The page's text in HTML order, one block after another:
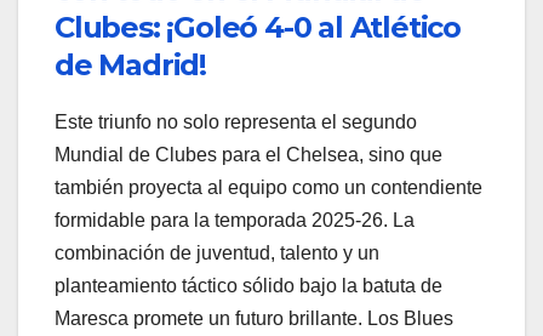
Clubes: ¡Goleó 4-0 al Atlético
de Madrid!
Este triunfo no solo representa el segundo
Mundial de Clubes para el Chelsea, sino que
también proyecta al equipo como un contendiente
formidable para la temporada 2025-26. La
combinación de juventud, talento y un
planteamiento táctico sólido bajo la batuta de
Maresca promete un futuro brillante. Los Blues